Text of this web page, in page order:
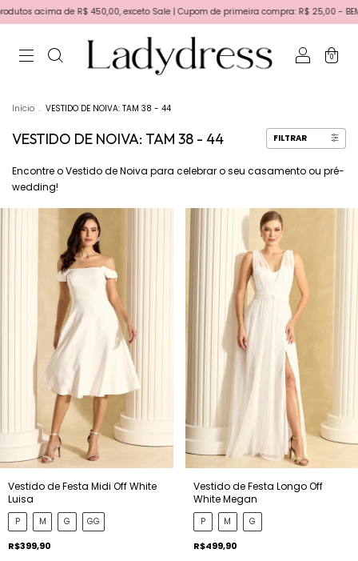
de R$ 450,00, exceto Sale | Cupom de primeira compra: R$ 25,00 - BEMVINDA |
0
Início . VESTIDO DE NOIVA: TAM 38 - 44
VESTIDO DE NOIVA: TAM 38 - 44 FILTRAR
Encontre o Vestido de Noiva para celebrar o seu casamento ou pré-
wedding!
Vestido de Festa Midi Off White
Luisa
P M G GG
R$399,90
Vestido de Festa Longo Off
White Megan
P M G
R$499,90